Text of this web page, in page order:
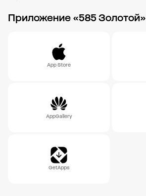
Приложение «585 Золотой»
App Store
AppGallery
GetApps